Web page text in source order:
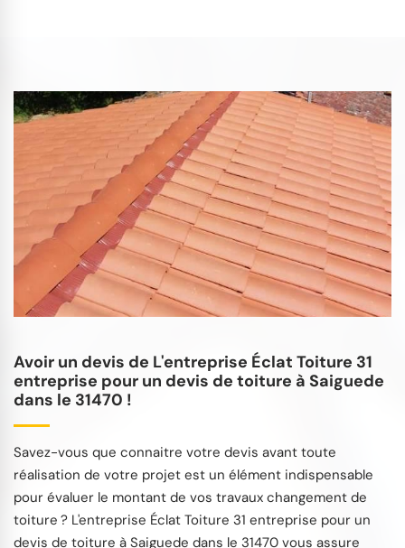
Avoir un devis de L'entreprise Éclat Toiture 31
entreprise pour un devis de toiture à Saiguede
dans le 31470 !
Savez-vous que connaitre votre devis avant toute
réalisation de votre projet est un élément indispensable
pour évaluer le montant de vos travaux changement de
toiture ? L'entreprise Éclat Toiture 31 entreprise pour un
devis de toiture à Saiguede dans le 31470 vous assure